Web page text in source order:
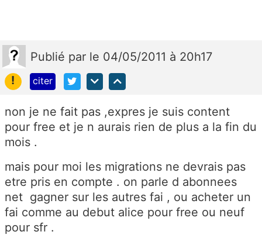
Publié par le 04/05/2011 à 20h17
!
citer
non je ne fait pas ,expres je suis content
pour free et je n aurais rien de plus a la fin du
mois .
mais pour moi les migrations ne devrais pas
etre pris en compte . on parle d abonnees
net gagner sur les autres fai , ou acheter un
fai comme au debut alice pour free ou neuf
pour sfr .